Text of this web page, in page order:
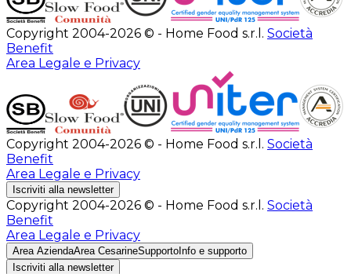
Copyright 2004-2026 © - Home Food s.r.l. Società
Benefit
Area Legale e Privacy
Copyright 2004-2026 © - Home Food s.r.l. Società
Benefit
Area Legale e Privacy
Iscriviti alla newsletter
Copyright 2004-2026 © - Home Food s.r.l. Società
Benefit
Area Legale e Privacy
Area AziendaArea CesarineSupporto Info e supporto
Iscriviti alla newsletter